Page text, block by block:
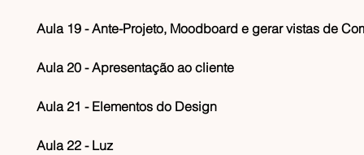
Aula 19 - Ante-Projeto, Moodboard e gerar vistas de
Aula 20 - Apresentação ao cliente
Aula 21 - Elementos do Design
Aula 22 - Luz